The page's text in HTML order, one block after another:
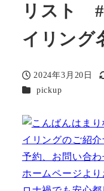
リスト #
イリング
投稿日
2024年3月20日
カテゴリー
pickup